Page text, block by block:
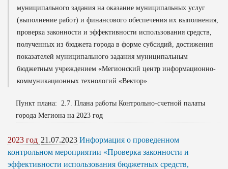
муниципального задания на оказание муниципальных услуг
(выполнение работ) и финансового обеспечения их выполнения,
проверка законности и эффективности использования средств,
полученных из бюджета города в форме субсидий, достижения
показателей муниципального задания муниципальным
бюджетным учреждением «Мегионский центр информационно-
коммуникационных технологий «Вектор».
Пункт плана: 2.7. Плана работы Контрольно-счетной палаты
города Мегиона на 2023 год
2023 год 21.07.2023 Информация о проведенном
контрольном мероприятии «Проверка законности и
эффективности использования бюджетных средств,